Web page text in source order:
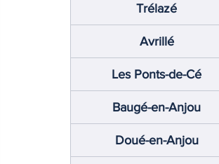
Trélazé
Avrillé
Les Ponts-de-Cé
Baugé-en-Anjou
Doué-en-Anjou